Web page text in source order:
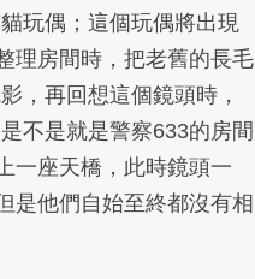
玩偶；這個玩偶將出現
理房間時，把老舊的長毛
，再回想這個鏡頭時，
不是就是警察633的房間
一座天橋，此時鏡頭一
是他們自始至終都沒有相